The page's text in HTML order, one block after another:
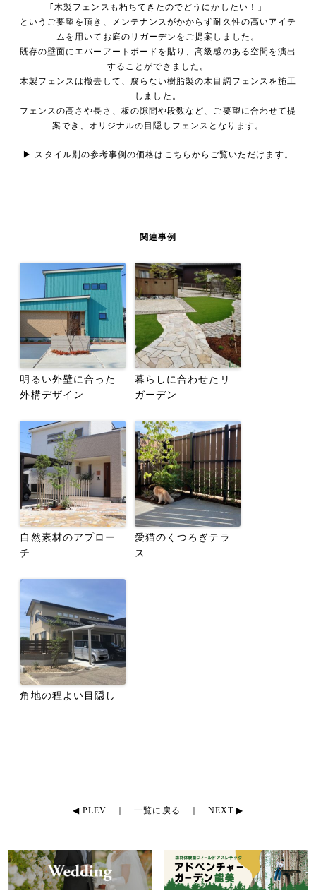
｢木製フェンスも朽ちてきたのでどうにかしたい！」
というご要望を頂き、メンテナンスがかからず耐久性の高いアイテ
ムを用いてお庭のリガーデンをご提案しました。
既存の壁面にエバーアートボードを貼り、高級感のある空間を演出
することができました。
木製フェンスは撤去して、腐らない樹脂製の木目調フェンスを施工
しました。
フェンスの高さや長さ、板の隙間や段数など、ご要望に合わせて提
案でき、オリジナルの目隠しフェンスとなります。
▶ スタイル別の参考事例の価格は こちら からご覧いただけます。
関連事例
明るい外壁に合った
外構デザイン
暮らしに合わせたリ
ガーデン
自然素材のアプロー
チ
愛猫のくつろぎテラ
ス
角地の程よい目隠し
◀ PLEV ｜一覧に戻る NEXT ▶